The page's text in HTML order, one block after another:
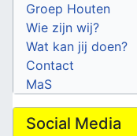
Groep Houten
Wie zijn wij?
Wat kan jij doen?
Contact
MaS
Social Media